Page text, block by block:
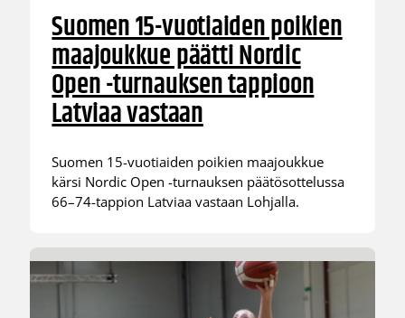
Suomen 15-vuotiaiden poikien
maajoukkue päätti Nordic
Open -turnauksen tappioon
Latviaa vastaan
Suomen 15-vuotiaiden poikien maajoukkue
kärsi Nordic Open -turnauksen päätösottelussa
66–74-tappion Latviaa vastaan Lohjalla.